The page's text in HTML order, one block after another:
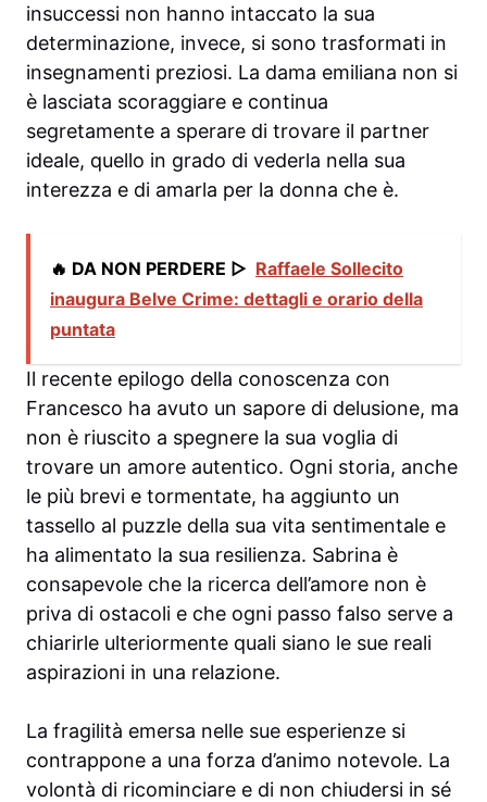
insuccessi non hanno intaccato la sua
determinazione, invece, si sono trasformati in
insegnamenti preziosi. La dama emiliana non si
è lasciata scoraggiare e continua
segretamente a sperare di trovare il partner
ideale, quello in grado di vederla nella sua
interezza e di amarla per la donna che è.
🔥 DA NON PERDERE ▷ Raffaele Sollecito
inaugura Belve Crime: dettagli e orario della
puntata
Il recente epilogo della conoscenza con
Francesco ha avuto un sapore di delusione, ma
non è riuscito a spegnere la sua voglia di
trovare un amore autentico. Ogni storia, anche
le più brevi e tormentate, ha aggiunto un
tassello al puzzle della sua vita sentimentale e
ha alimentato la sua resilienza. Sabrina è
consapevole che la ricerca dell’amore non è
priva di ostacoli e che ogni passo falso serve a
chiarirle ulteriormente quali siano le sue reali
aspirazioni in una relazione.
La fragilità emersa nelle sue esperienze si
contrappone a una forza d’animo notevole. La
volontà di ricominciare e di non chiudersi in sé